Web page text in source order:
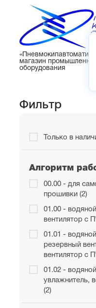
магазин
оборудования
Фильтр
Только в
Алгоритм
00.00 - для
прошивки (2)
01.00 -
вентилятор с
01.01 -
резервный
вентилятор с
01.02 -
увлажнитель,
(2)